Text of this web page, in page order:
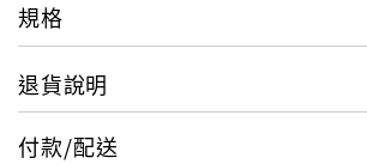
規格
退貨說明
付款/配送